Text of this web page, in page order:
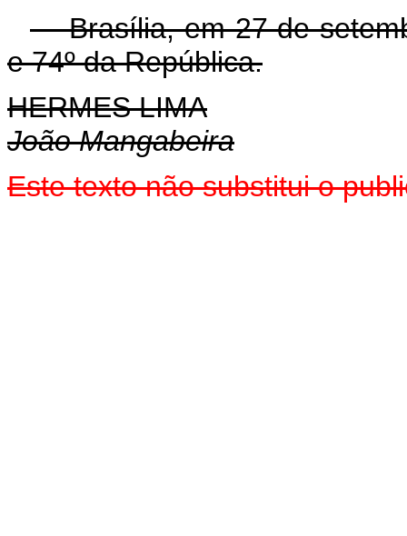
Brasília, em 27 de
e 74º da República.
HERMES LIMA
João Mangabeira
Este texto não substitui o